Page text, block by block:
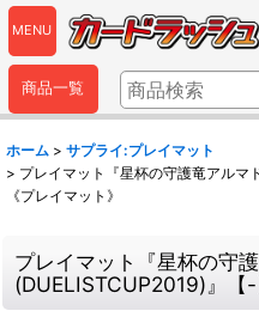
MENU
商品一覧
ホーム > サプライ:プレイマット
> プレイマット『星杯の守護竜アル
《プレイマット》
プレイマット『星杯の守
(DUELISTCUP2019)』【